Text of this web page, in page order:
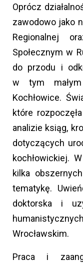
Oprócz
zawodowo jako
Regionalnej
Społecznym w
do przodu i
w tym
Kochłowice.
które
analizie ksiąg,
dotyczących
kochłowickiej.
kilka
tematykę.
doktorska i
Wrocławskim.
Praca i